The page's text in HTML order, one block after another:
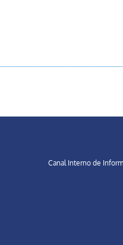
Canal Interno de